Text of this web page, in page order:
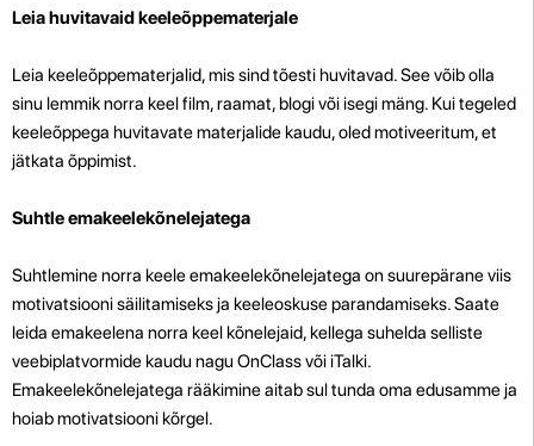
Leia huvitavaid keeleõppematerjale
Leia keeleõppematerjalid, mis sind tõesti huvitavad. See võib olla
sinu lemmik norra keel film, raamat, blogi või isegi mäng. Kui tegeled
keeleõppega huvitavate materjalide kaudu, oled motiveeritum, et
jätkata õppimist.
Suhtle emakeelekõnelejatega
Suhtlemine norra keele emakeelekõnelejatega on suurepärane viis
motivatsiooni säilitamiseks ja keeleoskuse parandamiseks. Saate
leida emakeelena norra keel kõnelejaid, kellega suhelda selliste
veebiplatvormide kaudu nagu OnClass või iTalki.
Emakeelekõnelejatega rääkimine aitab sul tunda oma edusamme ja
hoiab motivatsiooni kõrgel.